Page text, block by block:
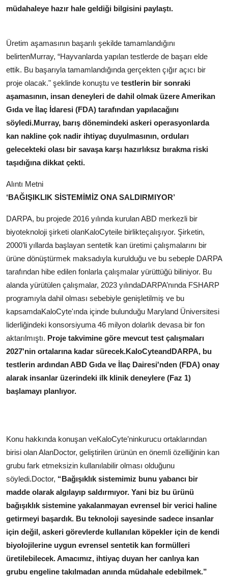
müdahaleye hazır hale geldiği bilgisini paylaştı.
Üretim aşamasının başarılı şekilde tamamlandığını
belirtenMurray, “Hayvanlarda yapılan testlerde de başarı elde
ettik. Bu başarıyla tamamlandığında gerçekten çığır açıcı bir
proje olacak." şeklinde konuştu ve testlerin bir sonraki
aşamasının, insan deneyleri de dahil olmak üzere Amerikan
Gıda ve İlaç İdaresi (FDA) tarafından yapılacağını
söyledi.Murray, barış dönemindeki askeri operasyonlarda
kan nakline çok nadir ihtiyaç duyulmasının, orduları
gelecekteki olası bir savaşa karşı hazırlıksız bırakma riski
taşıdığına dikkat çekti.
Alıntı Metni
‘BAĞIŞIKLIK SİSTEMİMİZ ONA SALDIRMIYOR’
DARPA, bu projede 2016 yılında kurulan ABD merkezli bir
biyoteknoloji şirketi olanKaloCyteile birlikteçalışıyor. Şirketin,
2000’li yıllarda başlayan sentetik kan üretimi çalışmalarını bir
ürüne dönüştürmek maksadıyla kurulduğu ve bu sebeple DARPA
tarafından hibe edilen fonlarla çalışmalar yürüttüğü biliniyor. Bu
alanda yürütülen çalışmalar, 2023 yılındaDARPA’nında FSHARP
programıyla dahil olması sebebiyle genişletilmiş ve bu
kapsamdaKaloCyte'ında içinde bulunduğu Maryland Üniversitesi
liderliğindeki konsorsiyuma 46 milyon dolarlık devasa bir fon
aktarılmıştı. Proje takvimine göre mevcut test çalışmaları
2027'nin ortalarına kadar sürecek.KaloCyteandDARPA, bu
testlerin ardından ABD Gıda ve İlaç Dairesi'nden (FDA) onay
alarak insanlar üzerindeki ilk klinik deneylere (Faz 1)
başlamayı planlıyor.
Konu hakkında konuşan veKaloCyte’ninkurucu ortaklarından
birisi olan AlanDoctor, geliştirilen ürünün en önemli özelliğinin kan
grubu fark etmeksizin kullanılabilir olması olduğunu
söyledi.Doctor, “Bağışıklık sistemimiz bunu yabancı bir
madde olarak algılayıp saldırmıyor. Yani biz bu ürünü
bağışıklık sistemine yakalanmayan evrensel bir verici haline
getirmeyi başardık. Bu teknoloji sayesinde sadece insanlar
için değil, askeri görevlerde kullanılan köpekler için de kendi
biyolojilerine uygun evrensel sentetik kan formülleri
üretilebilecek. Amacımız, ihtiyaç duyan her canlıya kan
grubu engeline takılmadan anında müdahale edebilmek.”